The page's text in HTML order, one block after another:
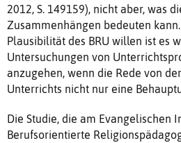
2012, S. 149159), nicht aber, was
Zusammenhängen bedeuten
Plausibilität des BRU willen ist es
Untersuchungen von
anzugehen, wenn die Rede von
Unterrichts nicht nur eine
Die Studie, die am Evangelischen
Berufsorientierte